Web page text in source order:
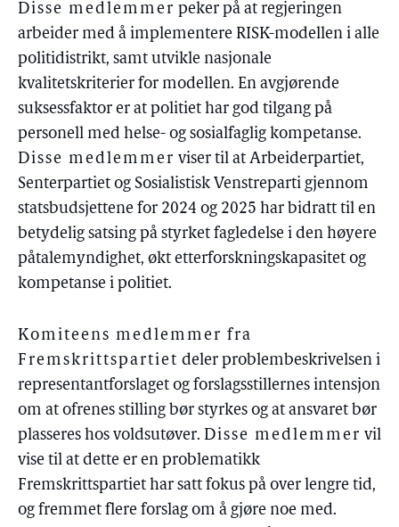
Disse medlemmer peker på at regjeringen
arbeider med å implementere RISK-modellen i alle
politidistrikt, samt utvikle nasjonale
kvalitetskriterier for modellen. En avgjørende
suksessfaktor er at politiet har god tilgang på
personell med helse- og sosialfaglig kompetanse.
Disse medlemmer viser til at Arbeiderpartiet,
Senterpartiet og Sosialistisk Venstreparti gjennom
statsbudsjettene for 2024 og 2025 har bidratt til en
betydelig satsing på styrket fagledelse i den høyere
påtalemyndighet, økt etterforskningskapasitet og
kompetanse i politiet.
Komiteens medlemmer fra
Fremskrittspartiet deler problembeskrivelsen i
representantforslaget og forslagsstillernes intensjon
om at ofrenes stilling bør styrkes og at ansvaret bør
plasseres hos voldsutøver. Disse medlemmer vil
vise til at dette er en problematikk
Fremskrittspartiet har satt fokus på over lengre tid,
og fremmet flere forslag om å gjøre noe med.